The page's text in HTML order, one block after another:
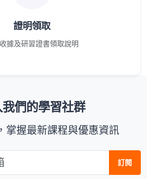
證明領取
據及研習證書領取說明
們的學習社群
掌握最新課程與優惠資訊
訂閱